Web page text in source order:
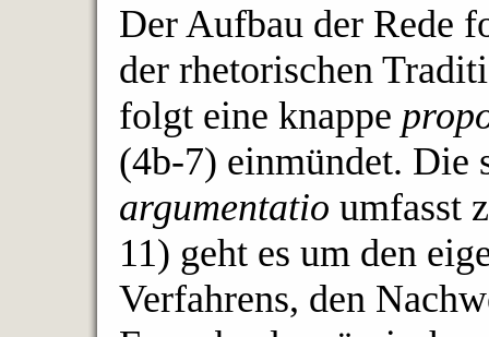
Der Aufbau der Rede
der rhetorischen
folgt eine knappe
(4b-7) einmündet. Die
argumentatio umfasst
11) geht es um den
Verfahrens, den